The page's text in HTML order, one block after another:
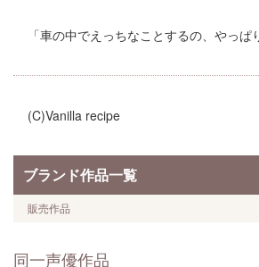
「車の中でえっちなことするの、や
(C)Vanilla recipe
ブランド作品一覧
販売作品
同一声優作品